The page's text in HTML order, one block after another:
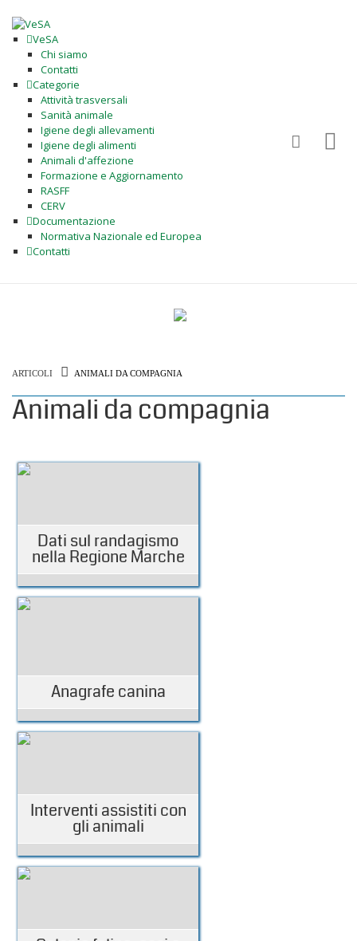
VeSA
Chi siamo
Contatti
Categorie
Attività trasversali
Sanità animale
Igiene degli allevamenti
Igiene degli alimenti
Animali d'affezione
Formazione e Aggiornamento
RASFF
CERV
Documentazione
Normativa Nazionale ed Europea
Contatti
ARTICOLI ANIMALI DA COMPAGNIA
Animali da compagnia
Dati sul randagismo
nella Regione Marche
Anagrafe canina
Interventi assistiti con
gli animali